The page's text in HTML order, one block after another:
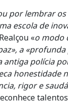
por lembrar os
escola de
«o modo
a
polícia
honestidade
rigor e